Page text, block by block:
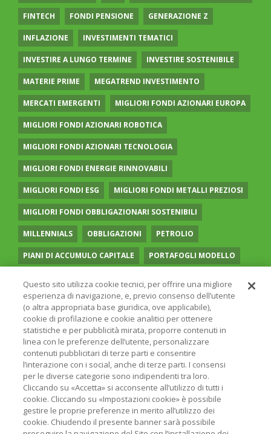
FINTECH FONDI PENSIONE GENERAZIONE Z
INFLAZIONE INVESTIMENTI TEMATICI
INVESTIRE A LUNGO TERMINE INVESTIRE SOSTENIBILE
MATERIE PRIME MEGATREND INVESTIMENTO
MERCATI EMERGENTI MIGLIORI FONDI AZIONARI EUROPA
MIGLIORI FONDI AZIONARI ROBOTICA
MIGLIORI FONDI AZIONARI TECNOLOGIA
MIGLIORI FONDI ENERGIE RINNOVABILI
MIGLIORI FONDI ESG MIGLIORI FONDI METALLI PREZIOSI
MIGLIORI FONDI OBBLIGAZIONARI SOSTENIBILI
MILLENNIALS OBBLIGAZIONI PETROLIO
PIANI DI ACCUMULO CAPITALE PORTAFOGLI MODELLO
RISPARMIO GESTITO SOCIAL MEDIA STILE VALUE
TASSI UGUAGLIANZA DI GENERE VOLATILITÀ
© 2026 ONLINE SIM - ONLINE SIM È UNA SOCIETÀ DEL
GRUPPO BANCARIOERSEL - P.IVA 12927410154
PRIVACY POLICY
COOKIE INFORMAZIONI LEGALI
Questo sito utilizza cookie tecnici, per offrire una migliore
esperienza di navigazione, e, previo consenso dell’utente
(o altra appropriata base giuridica, ove applicabile),
cookie di profilazione e cookie analitici per ottenere
statistiche e per pubblicità mirata, proporre contenuti in
linea con le preferenze dell’utente, personalizzare
contenuti pubblicitari di terze parti e consentire
l’interazione con i social, anche di terze parti. I consensi
per le diverse categorie sono indipendenti tra loro.
Cliccando su «Accetta» si acconsente all’utilizzo di tutti i
cookie. Cliccando su «Impostazioni cookie» è possibile
gestire le proprie preferenze in merito all’utilizzo dei
cookie. Chiudendo il presente banner sarà possibile